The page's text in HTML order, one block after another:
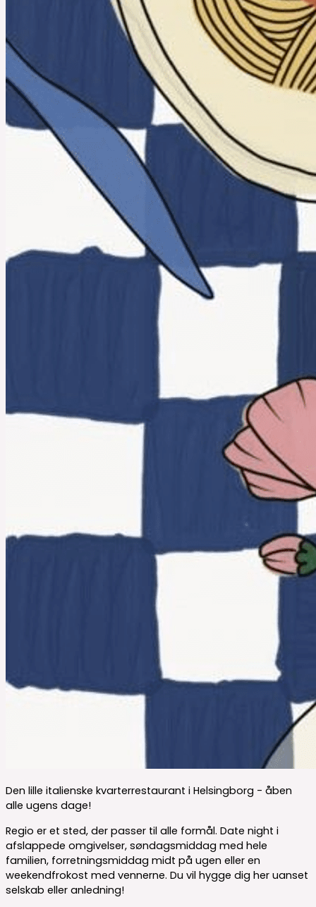
Den lille italienske kvarterrestaurant i Helsingborg - åben
alle ugens dage!
Regio er et sted, der passer til alle formål. Date night i
afslappede omgivelser, søndagsmiddag med hele
familien, forretningsmiddag midt på ugen eller en
weekendfrokost med vennerne. Du vil hygge dig her uanset
selskab eller anledning!